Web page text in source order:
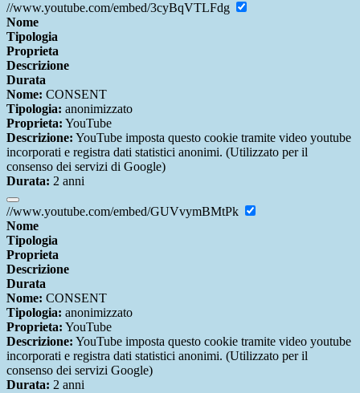
//www.youtube.com/embed/3cyBqVTLFdg
Nome
Tipologia
Proprieta
Descrizione
Durata
Nome: CONSENT
Tipologia: anonimizzato
Proprieta: YouTube
Descrizione: YouTube imposta questo cookie tramite video youtube
incorporati e registra dati statistici anonimi. (Utilizzato per il
consenso dei servizi di Google)
Durata: 2 anni
//www.youtube.com/embed/GUVvymBMtPk
Nome
Tipologia
Proprieta
Descrizione
Durata
Nome: CONSENT
Tipologia: anonimizzato
Proprieta: YouTube
Descrizione: YouTube imposta questo cookie tramite video youtube
incorporati e registra dati statistici anonimi. (Utilizzato per il
consenso dei servizi Google)
Durata: 2 anni